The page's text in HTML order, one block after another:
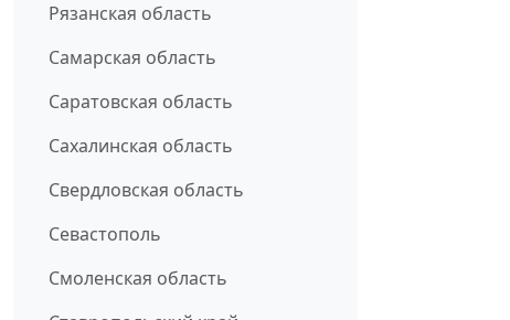
Рязанская область
Самарская область
Саратовская область
Сахалинская область
Свердловская область
Севастополь
Смоленская область